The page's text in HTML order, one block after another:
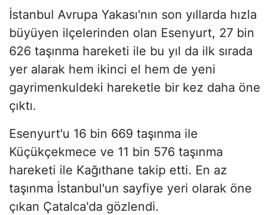
İstanbul Avrupa Yakası'nın son yıllarda hızla
büyüyen ilçelerinden olan Esenyurt, 27 bin
626 taşınma hareketi ile bu yıl da ilk sırada
yer alarak hem ikinci el hem de yeni
gayrimenkuldeki hareketle bir kez daha öne
çıktı.
Esenyurt'u 16 bin 669 taşınma ile
Küçükçekmece ve 11 bin 576 taşınma
hareketi ile Kağıthane takip etti. En az
taşınma İstanbul'un sayfiye yeri olarak öne
çıkan Çatalca'da gözlendi.